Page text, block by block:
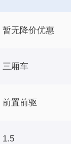
暂无降价优惠
三厢车
前置前驱
1.5